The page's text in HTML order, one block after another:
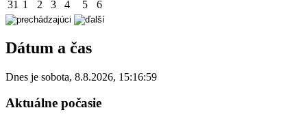
31 1 2 3 4 5 6
Dátum a čas
Dnes je sobota, 8.8.2026, 15:16:59
Aktuálne počasie